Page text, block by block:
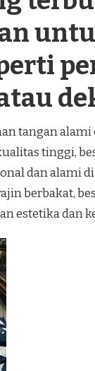
tangan
tinggi,
dan alami
berbakat,
estetika dan